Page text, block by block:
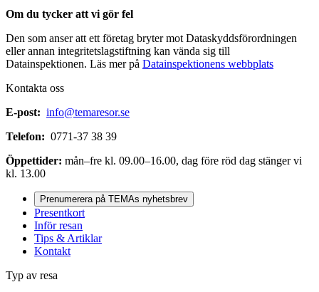
Om du tycker att vi gör fel
Den som anser att ett företag bryter mot Dataskyddsförordningen
eller annan integritetslagstiftning kan vända sig till
Datainspektionen. Läs mer på Datainspektionens webbplats
Kontakta oss
E-post: info@temaresor.se
Telefon: 0771-37 38 39
Öppettider: mån–fre kl. 09.00–16.00, dag före röd dag stänger vi
kl. 13.00
Prenumerera på TEMAs nyhetsbrev
Presentkort
Inför resan
Tips & Artiklar
Kontakt
Typ av resa